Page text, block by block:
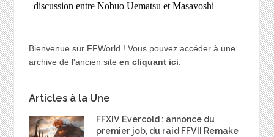
Bienvenue sur FFWorld ! Vous pouvez accéder à une
archive de l'ancien site en cliquant ici
Articles à la Une
FFXIV Evercold : annonce du
premier job, du raid FFVII Remake